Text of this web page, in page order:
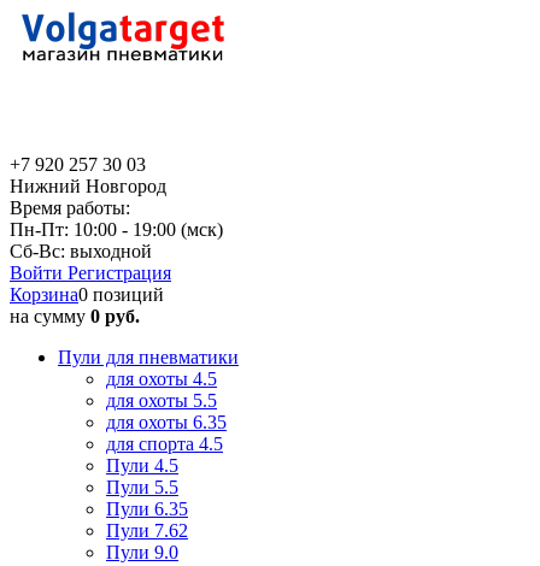
+7 920 257 30 03
Нижний Новгород
Время работы:
Пн-Пт: 10:00 - 19:00 (мск)
Сб-Вс: выходной
Войти Регистрация
Корзина0 позиций
на сумму 0 руб.
Пули для пневматики
для охоты 4.5
для охоты 5.5
для охоты 6.35
для спорта 4.5
Пули 4.5
Пули 5.5
Пули 6.35
Пули 7.62
Пули 9.0